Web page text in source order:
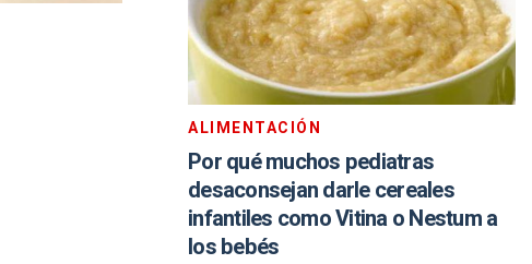
ALIMENTACIÓN
Por qué muchos pediatras
desaconsejan darle cereales
infantiles como Vitina o Nestum a
los bebés